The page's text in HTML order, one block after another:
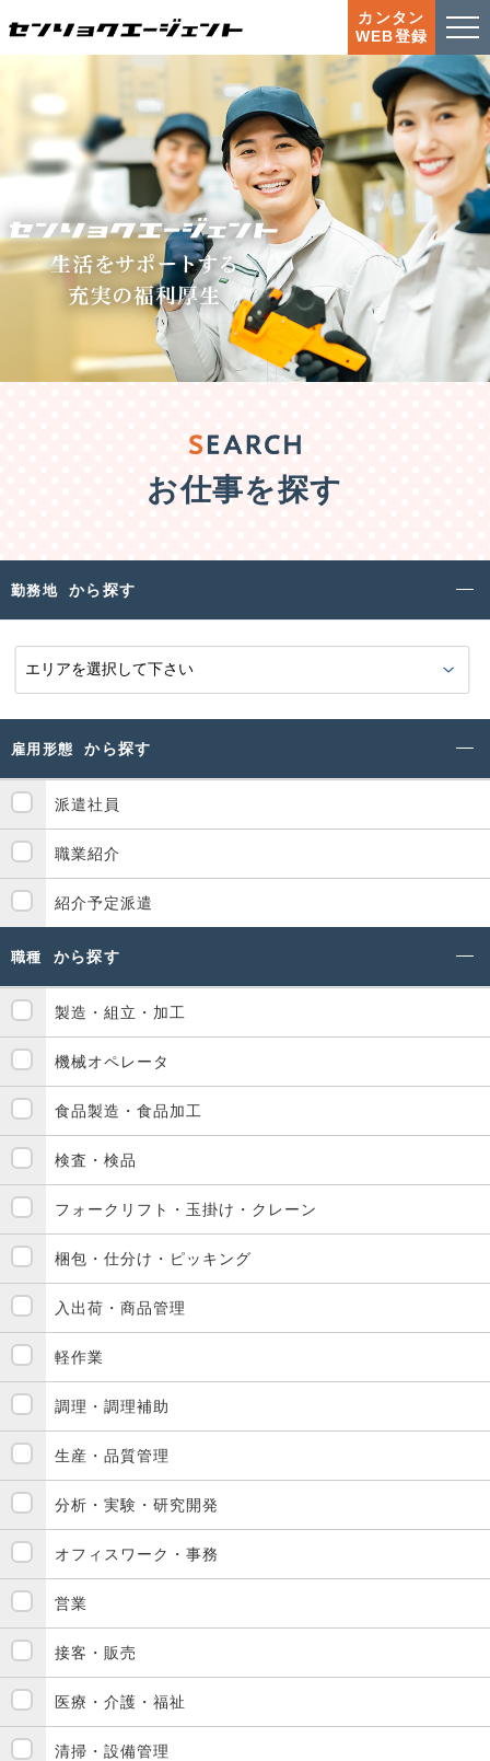
カンタン
WEB登録
お仕事を探す
勤務地 から探す
雇用形態 から探す
派遣社員
職業紹介
紹介予定派遣
職種 から探す
製造・組立・加工
機械オペレータ
食品製造・食品加工
検査・検品
フォークリフト・玉掛け・クレーン
梱包・仕分け・ピッキング
入出荷・商品管理
軽作業
調理・調理補助
生産・品質管理
分析・実験・研究開発
オフィスワーク・事務
営業
接客・販売
医療・介護・福祉
清掃・設備管理